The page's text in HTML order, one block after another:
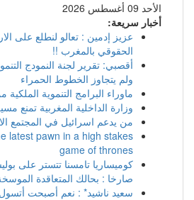
الأحد 09 أغسطس 2026
أخبار سريعة:
عزيز إدمين : تعالو لنطلع على
الحقوقي بالمغرب !!
أقصبي: تقرير لجنة النمودج
ولم يتجاوز الخطوط الحمراء
ماوراء البرامج التنموية الملكية
وزارة الداخلية المغربية تمنع
من يدعم اسرائيل في المجتمع
the latest pawn in a high stakes
game of thrones
كوميساريا تامسنا تتستر على
صارخا : بحالك المتعاقدة
سعيد ناشيد* : نعم أصبحت أتسول